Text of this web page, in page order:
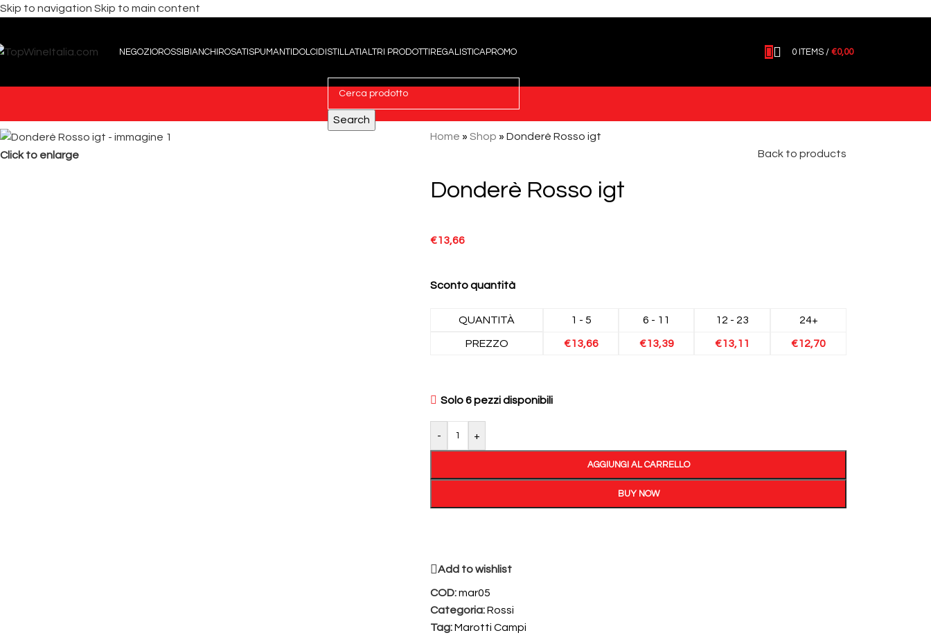
Skip to navigation Skip to main content
NEGOZIOROSSI BIANCHI ROSATI SPUMANTI DOLCI DISTILLATI ALTRI PRODOTTI REGALISTICAPROMO 0 ITEMS / €0,00
Search
Click to enlarge
Home » Shop » Donderè Rosso igt
Back to products
Donderè Rosso igt
€13,66
Sconto quantità
QUANTITÀ 1 - 5 6 - 11 12 - 23 24+
PREZZO €13,66 €13,39 €13,11 €12,70
Solo 6 pezzi disponibili
- +
AGGIUNGI AL CARRELLO
BUY NOW
Add to wishlist
COD:mar05
Categoria:Rossi
Tag:Marotti Campi